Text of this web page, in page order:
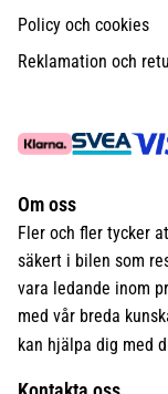
Policy och cookies
Reklamation och
Om oss
Fler och fler tycker
säkert i bilen som
vara ledande inom
med vår breda
kan hjälpa dig med